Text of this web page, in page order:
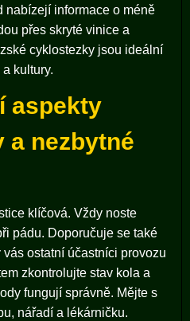
nabízejí informace o méně
přes skryté vinice a
cyklostezky jsou ideální
kultury.
aspekty
nezbytné
klíčová. Vždy noste
pádu. Doporučuje se také
ostatní účastníci provozu
zkontrolujte stav kola a
fungují správně. Mějte s
nářadí a lékárničku.